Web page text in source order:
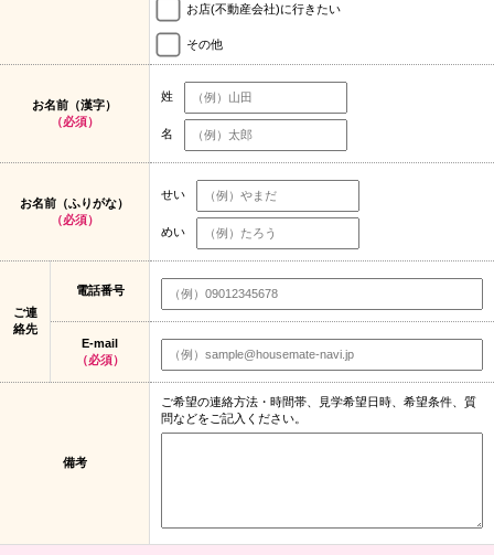
お店(不動産会社)に行きたい
その他
お名前（漢字）
（必須）
姓
名
お名前（ふりがな）
（必須）
せい
めい
ご連
絡先
電話番号
E-mail
（必須）
備考
ご希望の連絡方法・時間帯、見学希望日時、希望条件、質
問などをご記入ください。